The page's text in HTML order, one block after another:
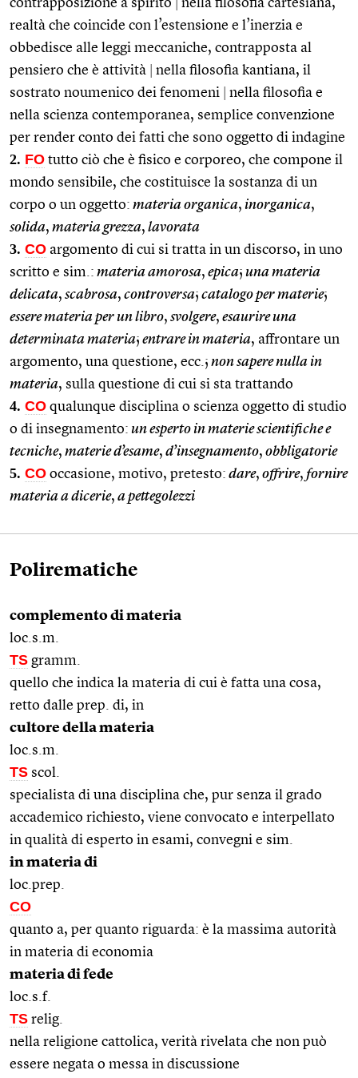
realtà che coincide con l’estensione e l’inerzia e
obbedisce alle leggi meccaniche, contrapposta al
pensiero che è attività
nella filosofia kantiana, il
sostrato noumenico dei fenomeni
nella filosofia e
nella scienza contemporanea, semplice convenzione
per render conto dei fatti che sono oggetto di indagine
2. FO tutto ciò che è fisico e corporeo, che compone il
mondo sensibile, che costituisce la sostanza di un
corpo o un oggetto: materia organica, inorganica,
solida, materia grezza, lavorata
3. CO argomento di cui si tratta in un discorso, in uno
scritto e sim.: materia amorosa, epica; una materia
delicata, scabrosa, controversa; catalogo per materie;
essere materia per un libro, svolgere, esaurire una
determinata materia; entrare in materia, affrontare un
argomento, una questione, ecc.; non sapere nulla in
materia, sulla questione di cui si sta trattando
4. CO qualunque disciplina o scienza oggetto di studio
o di insegnamento: un esperto in materie scientifiche e
tecniche, materie d’esame, d’insegnamento, obbligatorie
5. CO occasione, motivo, pretesto: dare, offrire, fornire
materia a dicerie, a pettegolezzi
Polirematiche
complemento di materia
loc.s.m.
TS gramm.
quello che indica la materia di cui è fatta una cosa,
retto dalle prep. di, in
cultore della materia
loc.s.m.
TS scol.
specialista di una disciplina che, pur senza il grado
accademico richiesto, viene convocato e interpellato
in qualità di esperto in esami, convegni e sim.
in materia di
loc.prep.
CO
quanto a, per quanto riguarda: è la massima autorità
in materia di economia
materia di fede
loc.s.f.
TS relig.
nella religione cattolica, verità rivelata che non può
essere negata o messa in discussione